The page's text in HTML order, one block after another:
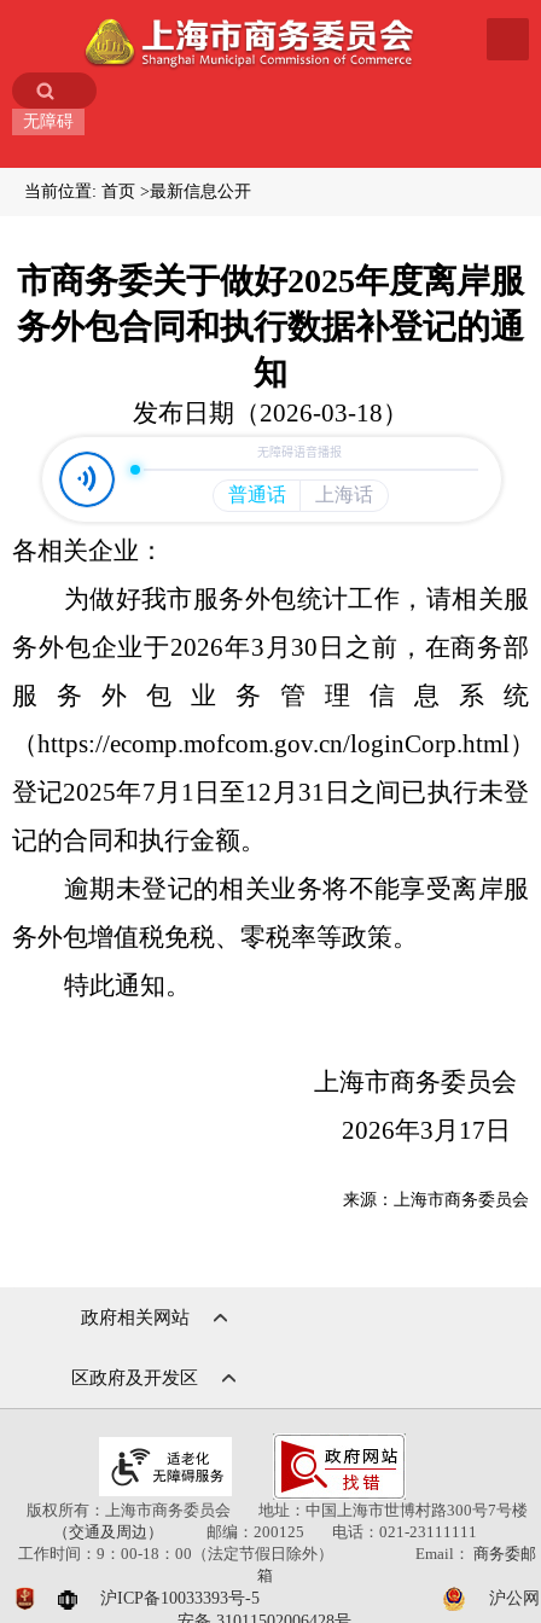
无障碍
当前位置: 首页 最新信息公开
市商务委关于做好2025年度离岸服
务外包合同和执行数据补登记的通
知
发布日期（2026-03-18）
各相关企业 ：
为做好我市服务外包统计工作 ， 请相关服
务外包企业于2026年3 月 30 日之前，在商务部
服务外包业务管理信息系统
（https://ecomp.mofcom.gov.cn/loginCorp.html ）
登记2025年7月1日至12月31日之间已执行未登
记的合同和执行金额。
逾期未登记的相关业务将不能享受离岸服
务外包增值税免税、 零税率等政策。
特此通知。
上海市商务委员会
2026年3 月 17 日
来源：上海市商务委员会
政府相关网站
区政府及开发区
版权所有：上海市商务委员会
地址：中国上海市世博村路300号7号楼
（交通及周边）
邮编：200125
电话：021-23111111
工作时间：9：00-18：00（法定节假日除外）
Email： 商务委邮
箱
沪ICP备10033393号-5
沪公网